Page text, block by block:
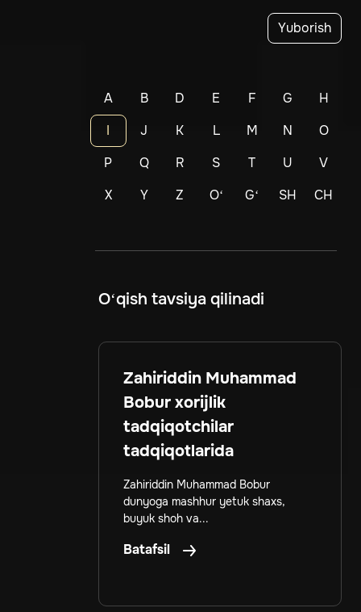
Yuborish
A B D E F G
H
I
J K L M N
O
P
Q R S T U
V
X
Y Z Oʻ Gʻ SH CH
O‘qish tavsiya qilinadi
Zahiriddin Muhammad
Bobur xorijlik
tadqiqotchilar
tadqiqotlarida
Zahiriddin Muhammad Bobur
dunyoga mashhur yetuk shaxs,
buyuk shoh va...
Batafsil